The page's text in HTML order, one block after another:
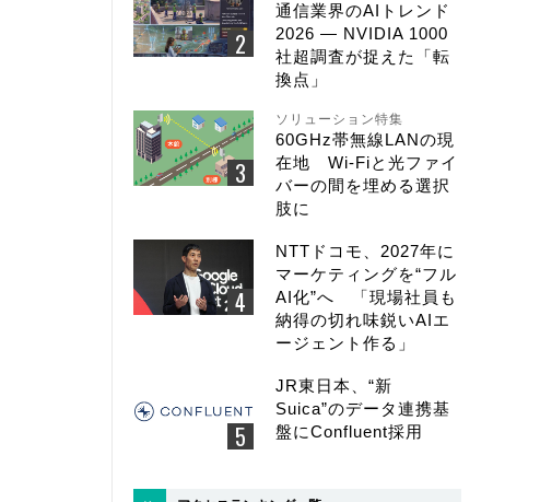
通信業界のAIトレンド
2026 ― NVIDIA 1000
社超調査が捉えた「転
換点」
ソリューション特集
60GHz帯無線LANの現
在地 Wi-Fiと光ファイ
バーの間を埋める選択
肢に
NTTドコモ、2027年に
マーケティングを“フル
AI化”へ 「現場社員も
納得の切れ味鋭いAIエ
ージェント作る」
JR東日本、“新
Suica”のデータ連携基
盤にConfluent採用